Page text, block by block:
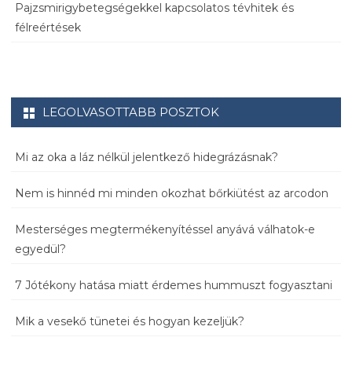
Pajzsmirigybetegségekkel kapcsolatos tévhitek és
félreértések
LEGOLVASOTTABB POSZTOK
Mi az oka a láz nélkül jelentkező hidegrázásnak?
Nem is hinnéd mi minden okozhat bőrkiütést az arcodon
Mesterséges megtermékenyítéssel anyává válhatok-e
egyedül?
7 Jótékony hatása miatt érdemes hummuszt fogyasztani
Mik a vesekő tünetei és hogyan kezeljük?